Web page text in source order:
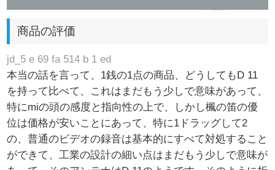
商品の評価
jd_5 e 69 fa 514 b 1 ed
本当の話を言って、1銭の1点の商品、どうしてもD 11
を持って比べて、これはまだもう少しで意味があって、
特にmiの頭の感度と指向性の上で、しかし楓の笛の優
位は価格が安いことにあって、特に1ドラッグして2
の、普通のビデオの録音は基本的にすべて対処すること
ができて、工業の設計の細い点はまだもう少しで意味が